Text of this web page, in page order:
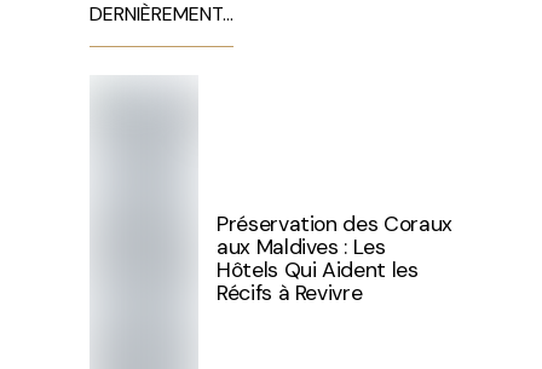
DERNIÈREMENT…
Préservation des Coraux
aux Maldives : Les
Hôtels Qui Aident les
Récifs à Revivre